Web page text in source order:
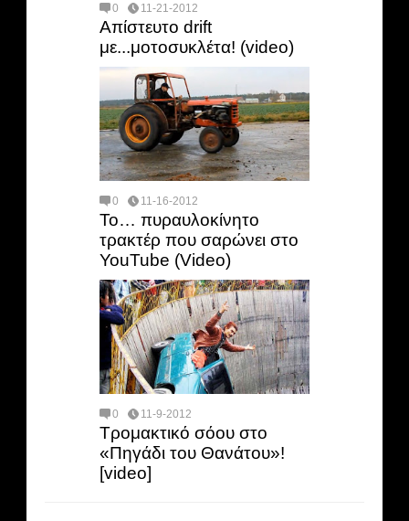
0 11-21-2012
Απίστευτο drift
με...μοτοσυκλέτα! (video)
0 11-16-2012
Το… πυραυλοκίνητο
τρακτέρ που σαρώνει στο
YouTube (Video)
0 11-9-2012
Τρομακτικό σόου στο
«Πηγάδι του Θανάτου»!
[video]